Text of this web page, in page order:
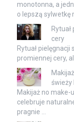
monotonna, a
o lepszą sylwetkę
cery
Rytuał
promiennej cery,
świeży
Makijaż no make-
celebruje
pragnie …